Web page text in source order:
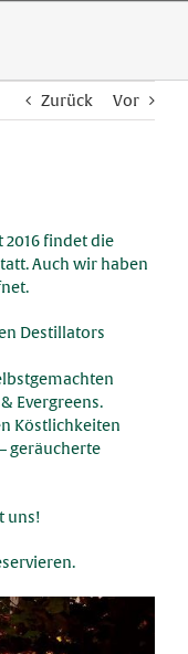
Zurück Vor
2016 findet die
Auch wir haben
Destillators
Evergreens.
Köstlichkeiten
geräucherte
uns!